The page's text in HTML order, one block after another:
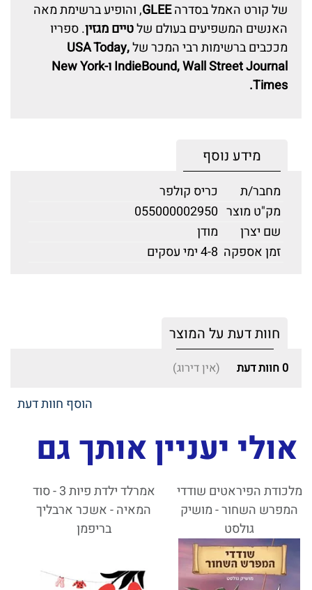
של קורט האמל בסדרהGLEE, והופיע ברשימת מאה
האנשים המשפיעים בעולם שלטיים מגזין. ספריו
מככבים ברשימות רבי המכר שלUSA Today,
IndieBound, Wall Street Journal ו-New York
Times.
מידע נוסף
מחבר/ת
כריס קולפר
מק"ט מוצר 055000002950
שם יצרן
מודן
זמן אספקה 4-8 ימי עסקים
חוות דעת על המוצר
0 חוות דעת (אין דירוג)
הוסף חוות דעת
אולי יעניין אותך גם
מלכודת הפיראטים שודדי
המפרש השחור - מושיק
גולסט
אמרלד ילדת פיות 3 - סוד
המאיה - אשכר ארבליך
בריפמן